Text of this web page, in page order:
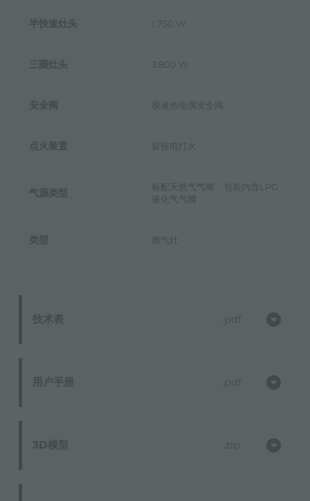
技术表 pdf
用户手册 pdf
3D模型 zip
半快速灶头 1.750 W
三圈灶头 3.800 W
安全阀 极速热电偶安全阀
点火装置 旋钮电打火
气源类型
标配天然气气嘴，包装内含LPG
液化气气嘴
类型 燃气灶